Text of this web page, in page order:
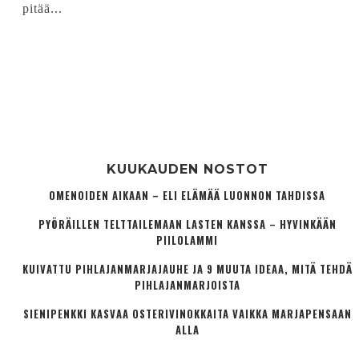
pitää...
KUUKAUDEN NOSTOT
OMENOIDEN AIKAAN – ELI ELÄMÄÄ LUONNON TAHDISSA
PYÖRÄILLEN TELTTAILEMAAN LASTEN KANSSA – HYVINKÄÄN
PIILOLAMMI
KUIVATTU PIHLAJANMARJAJAUHE JA 9 MUUTA IDEAA, MITÄ TEHDÄ
PIHLAJANMARJOISTA
SIENIPENKKI KASVAA OSTERIVINOKKAITA VAIKKA MARJAPENSAAN
ALLA